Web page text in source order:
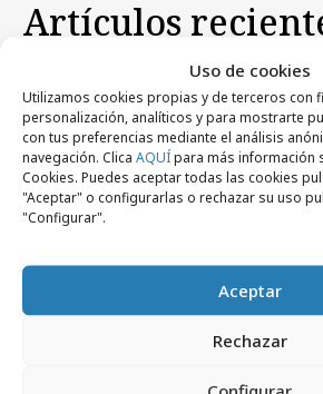
Uso de cookies
Utilizamos cookies propias y de terceros con
personalización, analíticos y para mostrarte
con tus preferencias mediante el análisis
navegación. Clica AQUÍpara más información
Cookies. Puedes aceptar todas las cookies
"Aceptar" o configurarlas o rechazar su uso
"Configurar".
Aceptar
Rechazar
Artículos
Empresas y Negocios